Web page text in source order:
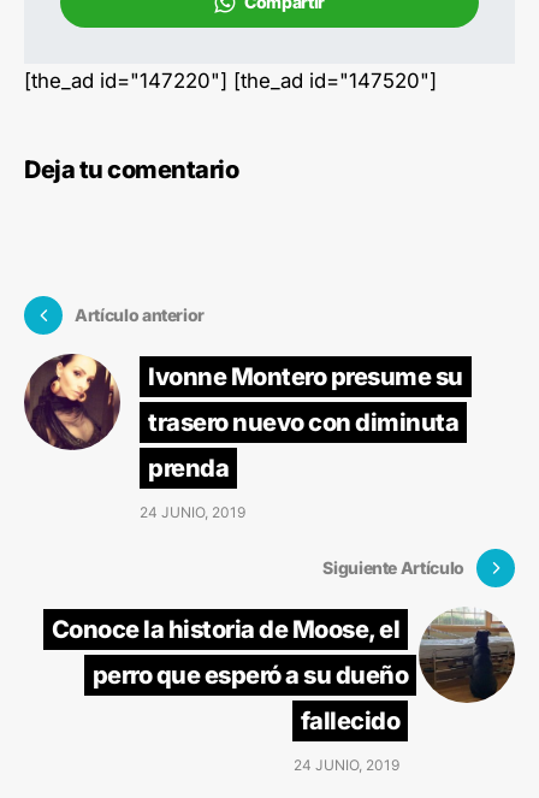
[the_ad id="147220"] [the_ad id="147520"]
Deja tu comentario
Artículo anterior
Ivonne Montero presume su
trasero nuevo con diminuta
prenda
24 JUNIO, 2019
Siguiente Artículo
Conoce la historia de Moose, el
perro que esperó a su dueño
fallecido
24 JUNIO, 2019